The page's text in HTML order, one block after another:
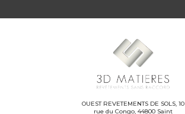
OUEST REVETEMENTS DE SOLS, 10
rue du Congo, 44800 Saint